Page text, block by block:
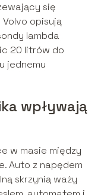
się
opisują
lambda
20 litrów do
jednemu
wpływają
w masie między
Auto z napędem
skrzynią waży